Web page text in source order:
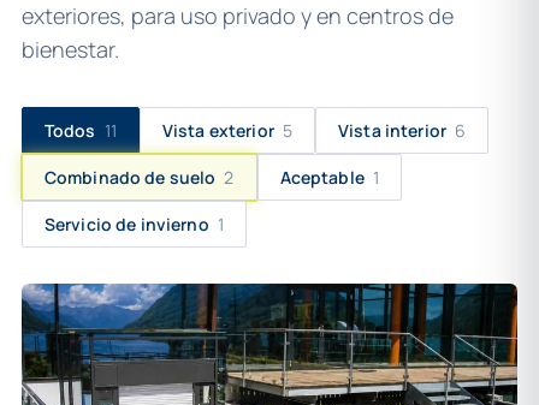
exteriores, para uso privado y en centros de
bienestar.
Todos 11 Vista exterior 5 Vista interior 6
Combinado de suelo 2 Aceptable 1
Servicio de invierno 1